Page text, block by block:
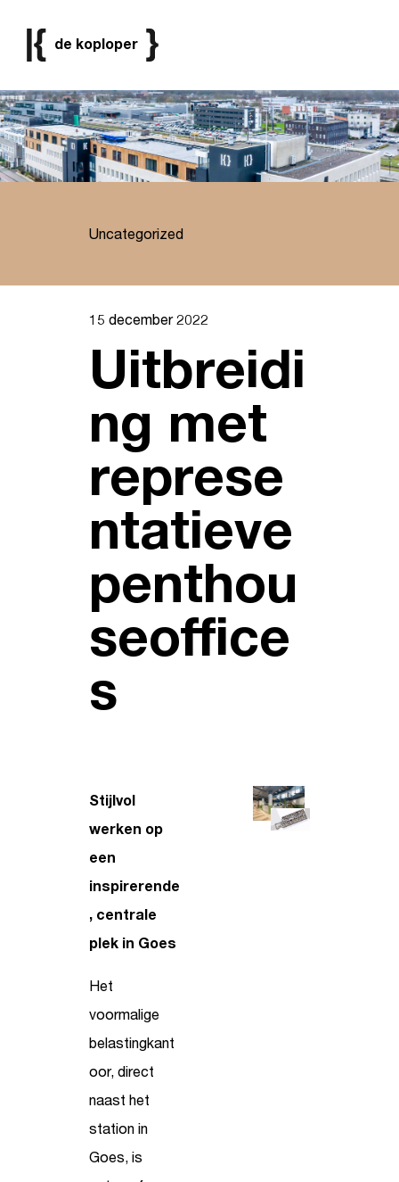
de koploper
Huren
Reserveren
Meer info
Uncategorized
15 december 2022
Uitbreidi
ng met
represe
ntatieve
penthou
seoffice
s
Stijlvol
werken op
een
inspirerende
, centrale
plek in Goes
Het
voormalige
belastingkant
oor, direct
naast het
station in
Goes, is